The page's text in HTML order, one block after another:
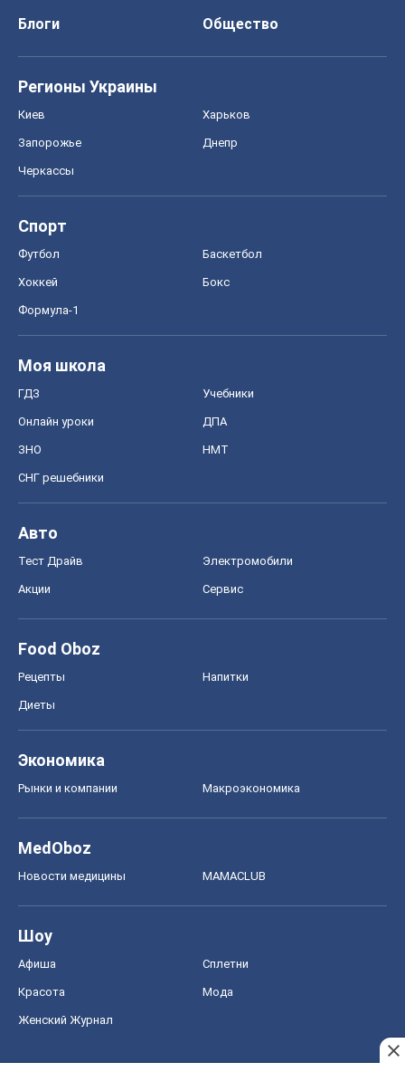
Блоги
Общество
Регионы Украины
Киев Харьков
Запорожье Днепр
Черкассы
Спорт
Футбол Баскетбол
Хоккей Бокс
Формула-1
Моя школа
ГДЗ Учебники
Онлайн уроки ДПА
ЗНО НМТ
СНГ решебники
Авто
Тест Драйв Электромобили
Акции Сервис
Food Oboz
Рецепты Напитки
Диеты
Экономика
Рынки и компании Mакроэкономика
MedOboz
Новости медицины MAMACLUB
Шоу
Афиша Сплетни
Красота Мода
Женский Журнал